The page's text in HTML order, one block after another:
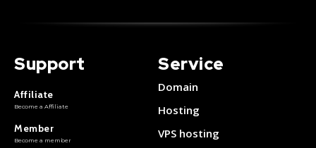
Support
Affiliate
Become a Affiliate
Member
Become a member
Service
Domain
Hosting
VPS hosting